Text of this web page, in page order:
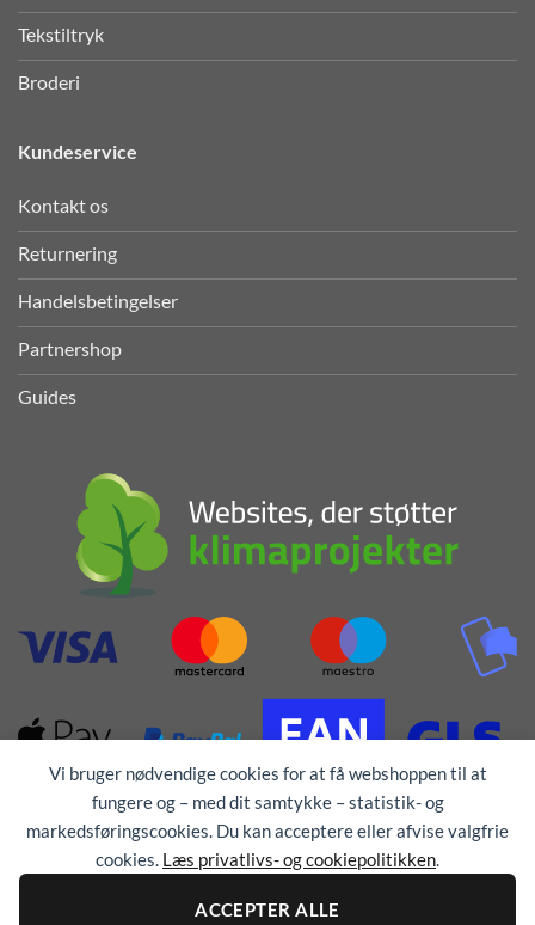
Vi bruger nødvendige cookies for at få webshoppen til at
fungere og – med dit samtykke – statistik- og
markedsføringscookies. Du kan acceptere eller afvise valgfrie
cookies. Læs privatlivs- og cookiepolitikken.
ACCEPTER ALLE
Tekstiltryk
Broderi
Kundeservice
Kontakt os
Returnering
Handelsbetingelser
Partnershop
Guides